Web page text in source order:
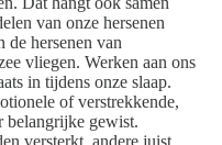
van onze hersenen
de hersenen van
vliegen. Werken aan ons
in tijdens onze slaap.
of verstrekkende,
belangrijke gewist.
versterkt, andere juist